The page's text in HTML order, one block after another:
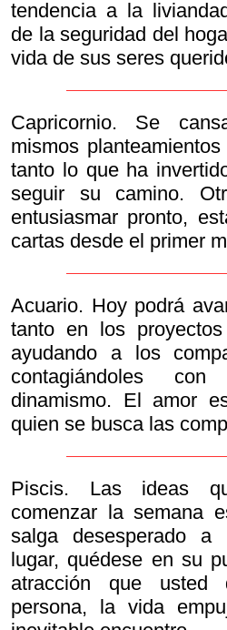
tendencia a la
de la seguridad del
vida de sus seres
Capricornio. Se
mismos
tanto lo que ha
seguir su camino.
entusiasmar pronto,
cartas desde el primer
Acuario. Hoy podrá
tanto en los
ayudando a los
contagiándoles
dinamismo. El amor
quien se busca las
Piscis. Las ideas
comenzar la semana
salga desesperado a
lugar, quédese en su
atracción que usted
persona, la vida